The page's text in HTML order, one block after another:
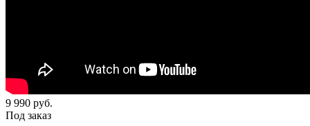
9 990 руб.
Под заказ